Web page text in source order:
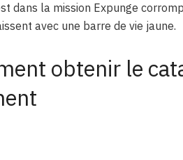
dans la mission Expunge
avec une barre de vie jaune.
obtenir le